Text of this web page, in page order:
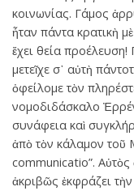
κοινωνίας. Γάμος
ἦταν πάντα κρατικὴ
ἔχει θεία προέλευση!
μετεῖχε σ᾽ αὐτὴ
ὀφείλομε τὸν
νομοδιδάσκαλο
συνάφεια καὶ
ἀπὸ τὸν κάλαμον
communicatio”. Αὐτὸς
ἀκριβῶς ἐκφράζει